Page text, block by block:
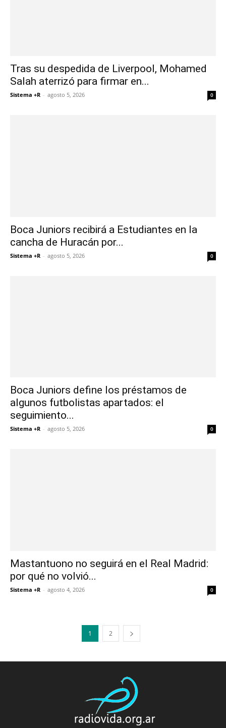
Tras su despedida de Liverpool, Mohamed
Salah aterrizó para firmar en...
Sistema +R - agosto 5, 2026 0
Boca Juniors recibirá a Estudiantes en la
cancha de Huracán por...
Sistema +R - agosto 5, 2026 0
Boca Juniors define los préstamos de
algunos futbolistas apartados: el
seguimiento...
Sistema +R - agosto 5, 2026 0
Mastantuono no seguirá en el Real Madrid:
por qué no volvió...
Sistema +R - agosto 4, 2026 0
1 2